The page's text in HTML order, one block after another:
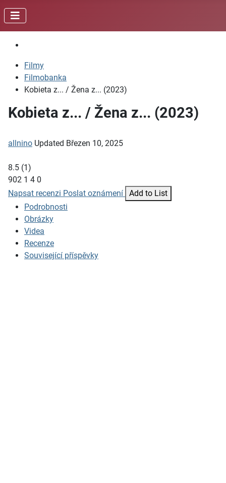
Filmy
Filmobanka
Kobieta z... / Žena z... (2023)
Kobieta z... / Žena z... (2023)
allnino Updated Březen 10, 2025
8.5 (1)
902 1 4 0
Napsat recenzi Poslat oznámení
Add to List
Podrobnosti
Obrázky
Videa
Recenze
Související příspěvky